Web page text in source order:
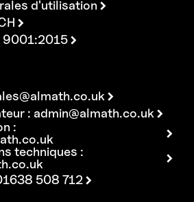
d'utilisation
9001:2015
: admin@almath.co.uk
:
techniques :
508 712